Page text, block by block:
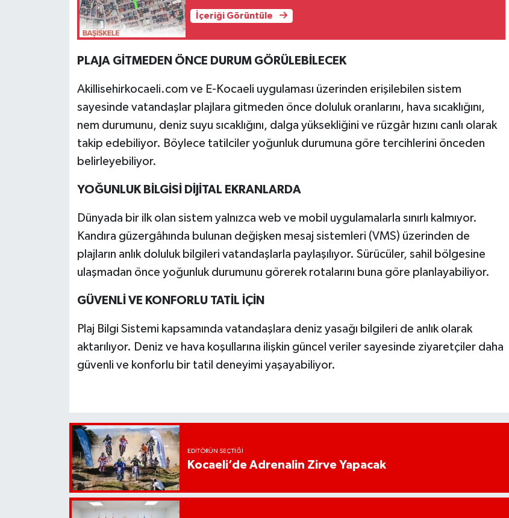
İçeriği Görüntüle
PLAJA GİTMEDEN ÖNCE DURUM GÖRÜLEBİLECEK
Akillisehirkocaeli.com ve E-Kocaeli uygulaması üzerinden erişilebilen sistem
sayesinde vatandaşlar plajlara gitmeden önce doluluk oranlarını, hava sıcaklığını,
nem durumunu, deniz suyu sıcaklığını, dalga yüksekliğini ve rüzgâr hızını canlı olarak
takip edebiliyor. Böylece tatilciler yoğunluk durumuna göre tercihlerini önceden
belirleyebiliyor.
YOĞUNLUK BİLGİSİ DİJİTAL EKRANLARDA
Dünyada bir ilk olan sistem yalnızca web ve mobil uygulamalarla sınırlı kalmıyor.
Kandıra güzergâhında bulunan değişken mesaj sistemleri (VMS) üzerinden de
plajların anlık doluluk bilgileri vatandaşlarla paylaşılıyor. Sürücüler, sahil bölgesine
ulaşmadan önce yoğunluk durumunu görerek rotalarını buna göre planlayabiliyor.
GÜVENLİ VE KONFORLU TATİL İÇİN
Plaj Bilgi Sistemi kapsamında vatandaşlara deniz yasağı bilgileri de anlık olarak
aktarılıyor. Deniz ve hava koşullarına ilişkin güncel veriler sayesinde ziyaretçiler daha
güvenli ve konforlu bir tatil deneyimi yaşayabiliyor.
EDITÖRÜN SEÇTIĞI
Kocaeli’de Adrenalin Zirve Yapacak